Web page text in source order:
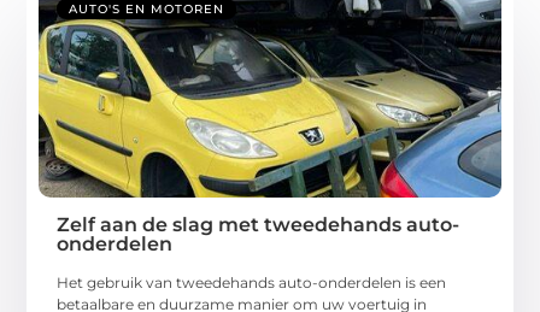
AUTO'S EN MOTOREN
Zelf aan de slag met tweedehands auto-
onderdelen
Het gebruik van tweedehands auto-onderdelen is een
betaalbare en duurzame manier om uw voertuig in